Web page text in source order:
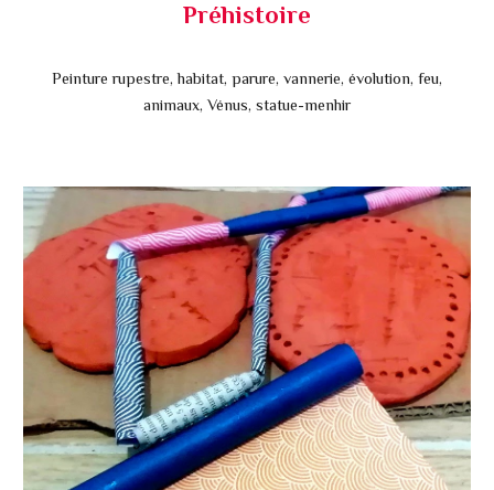
Préhistoire
Peinture rupestre, habitat, parure, vannerie, évolution, feu,
animaux, Vénus, statue-menhir